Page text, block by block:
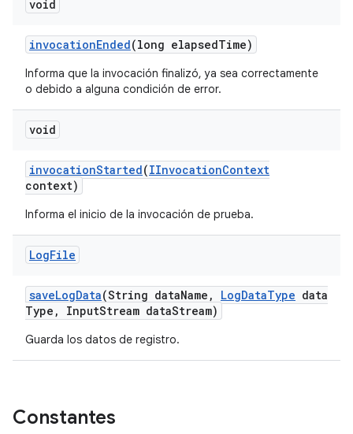
void
invocationEnded(long elapsedTime)
Informa que la invocación finalizó, ya sea correctamente
o debido a alguna condición de error.
void
invocationStarted(IInvocationContext
context)
Informa el inicio de la invocación de prueba.
LogFile
saveLogData(String dataName , LogDataType data
Type , InputStream dataStream)
Guarda los datos de registro.
Constantes